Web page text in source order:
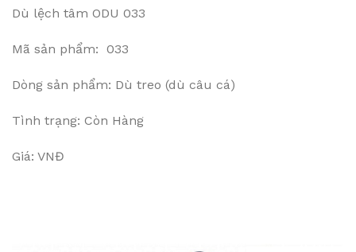
Dù lệch tâm ODU 033
Mã sản phẩm: 033
Dòng sản phẩm: Dù treo (dù câu cá)
Tình trạng: Còn Hàng
Giá: VNĐ